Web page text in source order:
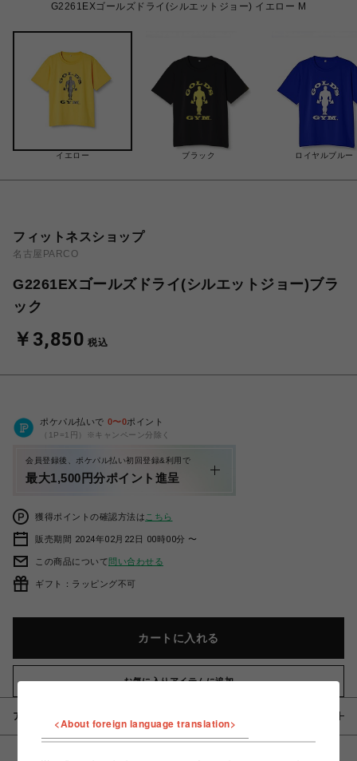
G2261EXゴールズドライ(シルエットジョー) イエロー M
イエロー ブラック ロイヤルブルー
フィットネスショップ
名古屋PARCO
G2261EXゴールズドライ(シルエットジョー)ブラ
ック
￥3,850 税込
ポケパル払いで 0〜0ポイント
（1P=1円）※キャンペーン分除く
会員登録後、ポケパル払い初回登録&利用で
最大1,500円分ポイント進呈
獲得ポイントの確認方法は こちら
販売期間 2024年02月22日 00時00分 〜
この商品について問い合わせる
ギフト：ラッピング不可
カートに入れる
お気に入りアイテムに追加
アイテム説明 / 素材<About foreign language translation>